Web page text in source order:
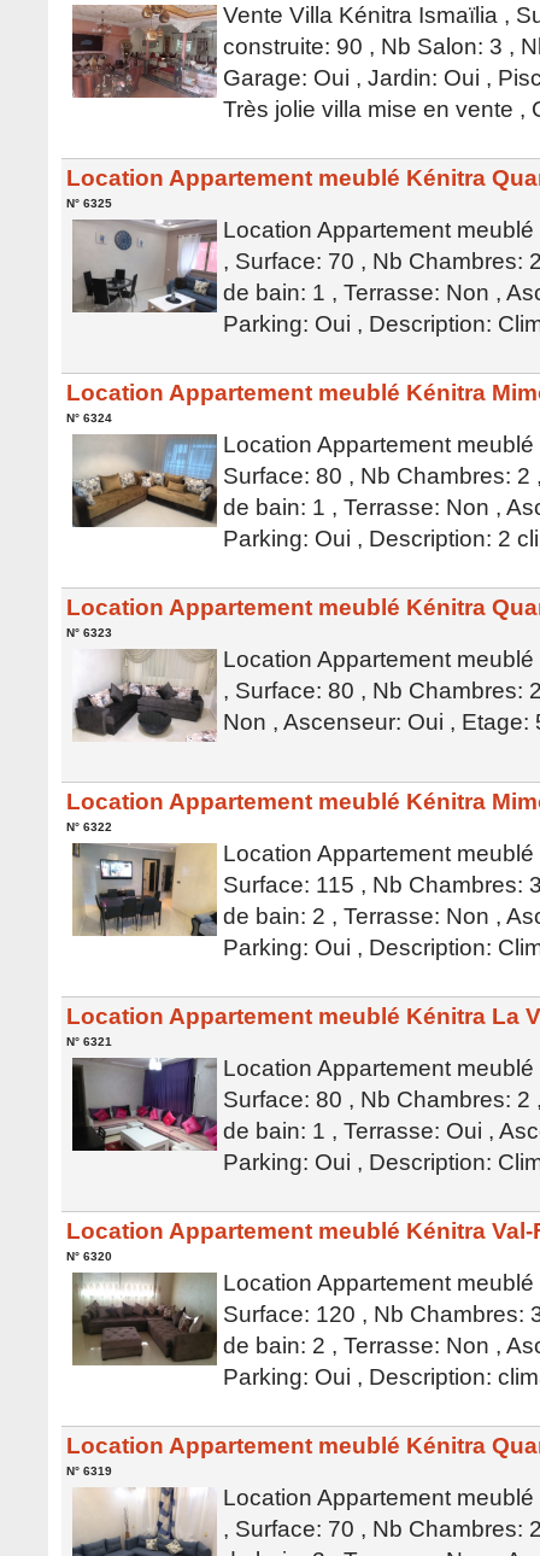
Vente Villa Kénitra Ismaïlia ,
construite: 90 , Nb Salon: 3 ,
Garage: Oui , Jardin: Oui ,
Très jolie villa mise en vente ,
Location Appartement meublé Kénitra
N° 6325
Location Appartement
, Surface: 70 , Nb Chambres:
de bain: 1 , Terrasse: Non ,
Parking: Oui , Description:
Location Appartement meublé Kénitra
N° 6324
Location Appartement
Surface: 80 , Nb Chambres:
de bain: 1 , Terrasse: Non ,
Parking: Oui , Description: 2
Location Appartement meublé Kénitra
N° 6323
Location Appartement
, Surface: 80 , Nb Chambres:
Non , Ascenseur: Oui , Etage:
Location Appartement meublé Kénitra
N° 6322
Location Appartement
Surface: 115 , Nb Chambres:
de bain: 2 , Terrasse: Non ,
Parking: Oui , Description:
Location Appartement meublé Kénitra La
N° 6321
Location Appartement
Surface: 80 , Nb Chambres:
de bain: 1 , Terrasse: Oui ,
Parking: Oui , Description:
Location Appartement meublé Kénitra Val-
N° 6320
Location Appartement
Surface: 120 , Nb Chambres:
de bain: 2 , Terrasse: Non ,
Parking: Oui , Description:
Location Appartement meublé Kénitra
N° 6319
Location Appartement
, Surface: 70 , Nb Chambres: